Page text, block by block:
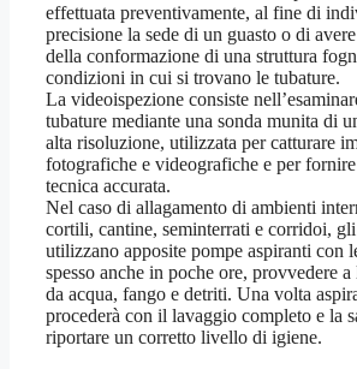
effettuata preventivamente, al fine di
precisione la sede di un guasto o di
della conformazione di una struttura
condizioni in cui si trovano le tubature.
La videoispezione consiste
tubature mediante una sonda munita di
alta risoluzione, utilizzata per catturare
fotografiche e videografiche e per
tecnica accurata.
Nel caso di allagamento di ambienti
cortili, cantine, seminterrati e corridoi,
utilizzano apposite pompe aspiranti con
spesso anche in poche ore, provvedere
da acqua, fango e detriti. Una volta
procederà con il lavaggio completo e la
riportare un corretto livello di igiene.